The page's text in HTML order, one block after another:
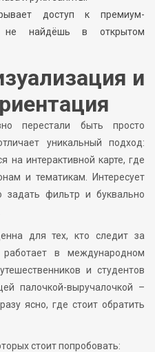
доступ к премиум-
не найдёшь в открытом
и
перестали быть просто
уникальный подход:
на интерактивной карте, где
и тематикам. Интересует
фильтр и буквально
для тех, кто следит за
в международном
и студентов
палочкой-выручалочкой –
ясно, где стоит обратить
стоит попробовать: